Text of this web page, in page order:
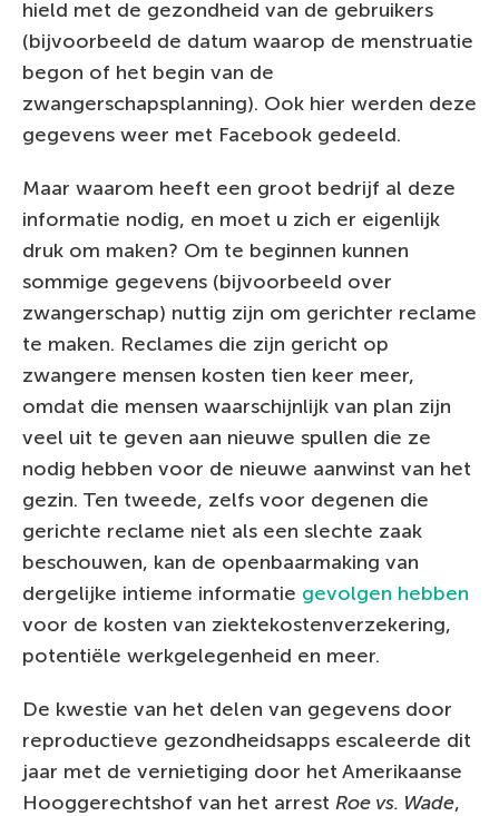
hield met de gezondheid van de gebruikers
(bijvoorbeeld de datum waarop de menstruatie
begon of het begin van de
zwangerschapsplanning). Ook hier werden deze
gegevens weer met Facebook gedeeld.
Maar waarom heeft een groot bedrijf al deze
informatie nodig, en moet u zich er eigenlijk
druk om maken? Om te beginnen kunnen
sommige gegevens (bijvoorbeeld over
zwangerschap) nuttig zijn om gerichter reclame
te maken. Reclames die zijn gericht op
zwangere mensen kosten tien keer meer,
omdat die mensen waarschijnlijk van plan zijn
veel uit te geven aan nieuwe spullen die ze
nodig hebben voor de nieuwe aanwinst van het
gezin. Ten tweede, zelfs voor degenen die
gerichte reclame niet als een slechte zaak
beschouwen, kan de openbaarmaking van
dergelijke intieme informatie gevolgen hebben
voor de kosten van ziektekostenverzekering,
potentiële werkgelegenheid en meer.
De kwestie van het delen van gegevens door
reproductieve gezondheidsapps escaleerde dit
jaar met de vernietiging door het Amerikaanse
Hooggerechtshof van het arrest Roe vs. Wade,